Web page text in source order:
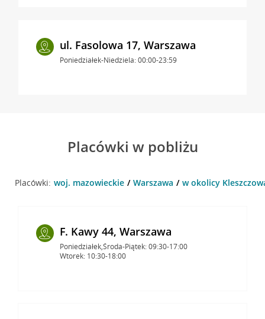
ul. Fasolowa 17, Warszawa
Poniedziałek-Niedziela: 00:00-23:59
Placówki w pobliżu
Placówki: woj. mazowieckie Warszawa w okolicy
F. Kawy 44, Warszawa
Poniedziałek,Środa-Piątek: 09:30-17:00
Wtorek: 10:30-18:00